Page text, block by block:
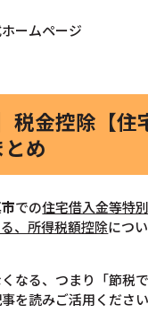
ームページ
税金控除【住
め
での住宅借入金等特
、所得税額控除につ
なる、つまり「節税
を読みご活用ください